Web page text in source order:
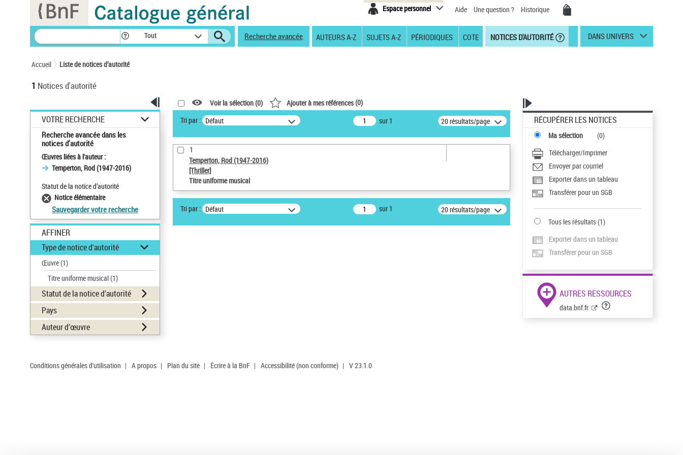
Espace personnel Aide Une question ? Historique
Tout Recherche avancée AUTEURS A-Z SUJETS A-Z PÉRIODIQUES COTE NOTICES D'AUTORITÉ DANS UNIVERS
Accueil Liste de notices d’autorité
1 Notices d'autorité
VOTRE RECHERCHE
Recherche avancée dans les
notices d’autorité
Œuvres liées à l'auteur :
Temperton, Rod (1947-2016)
Statut de la notice d’autorité
Notice élémentaire
Sauvegarder votre recherche
AFFINER
Type de notice d'autorité
Œuvre(1)
Titre uniforme musical(1)
Statut de la notice d’autorité
Pays
Auteur d’œuvre
Voir la sélection (0) Ajouter à mes références(0)
Tri par : Défaut sur 1 20 résultats/page
1
Temperton, Rod (1947-2016)
[Thriller]
Titre uniforme musical
Tri par : Défaut sur 1 20 résultats/page
RÉCUPÉRER LES NOTICES
Ma sélection (0)
Télécharger/Imprimer
Envoyer par courriel
Exporter dans un tableau
Transférer pour un SGB
Tous les résultats(1)
Exporter dans un tableau
Transférer pour un SGB
AUTRES RESSOURCES
data.bnf.fr
Conditions générales d'utilisation | A propos | Plan du site | Écrire à la BnF | Accessibilité (non conforme) | V 23.1.0
Panneau de gestion des cookies